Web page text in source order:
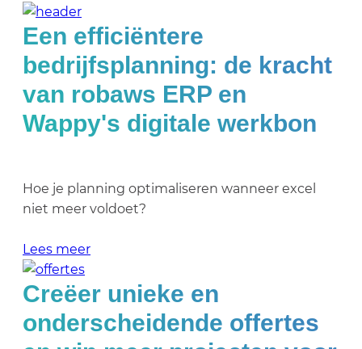
Een efficiëntere
bedrijfsplanning: de kracht
van robaws ERP en
Wappy's digitale werkbon
Hoe je planning optimaliseren wanneer excel
niet meer voldoet?
Lees meer
Creëer unieke en
onderscheidende offertes